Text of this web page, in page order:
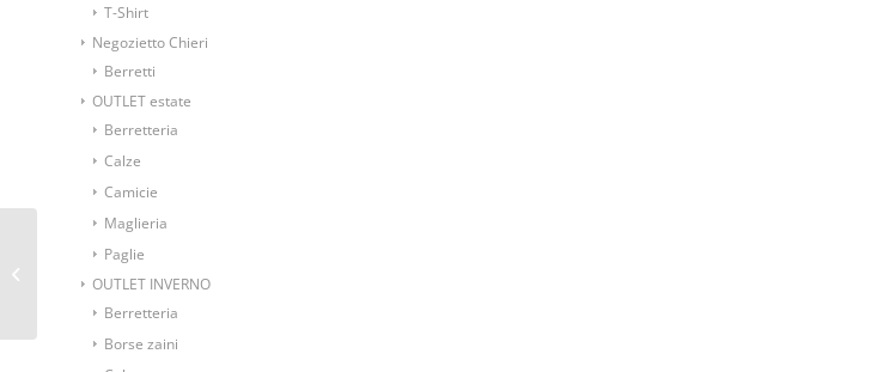
T-Shirt
Negozietto Chieri
Berretti
OUTLET estate
Berretteria
Calze
Camicie
Maglieria
Paglie
OUTLET INVERNO
Berretteria
Borse zaini